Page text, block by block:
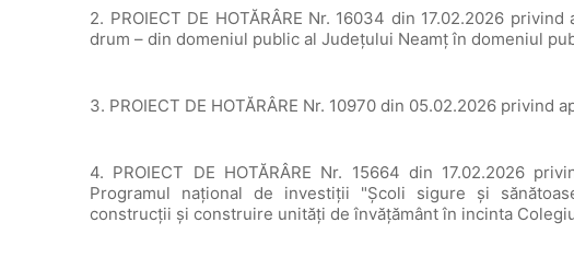
2. PROIECT DE HOTĂRÂRE Nr. 16034 din 17.02.2026
drum – din domeniul public al Județului Neamț în domeniul
3. PROIECT DE HOTĂRÂRE Nr. 10970 din 05.02.2026 privind
4. PROIECT DE HOTĂRÂRE Nr. 15664 din 17.02.2026
Programul național de investiții "Școli sigure și
construcții și construire unități de învățământ în incinta